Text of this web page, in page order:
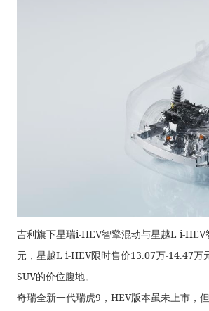
吉利旗下星瑞i-HEV智擎混动与星越L i-
元，星越L i-HEV限时售价13.07万-14.47
SUV的价位腹地。
奇瑞全新一代瑞虎9，HEV版本虽未上市，